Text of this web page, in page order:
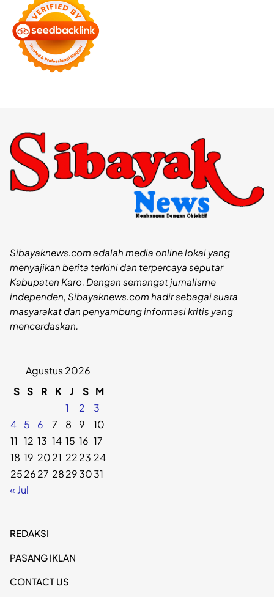
Sibayaknews.com adalah media online lokal yang
menyajikan berita terkini dan terpercaya seputar
Kabupaten Karo. Dengan semangat jurnalisme
independen, Sibayaknews.com hadir sebagai suara
masyarakat dan penyambung informasi kritis yang
mencerdaskan.
Agustus 2026
S S R K J S M
1
2
3
4
5 6 7 8 9
10
11 12 13 14 15 16 17
18 19 2021 2223 24
252627 28293031
« Jul
REDAKSI
PASANG IKLAN
CONTACT US